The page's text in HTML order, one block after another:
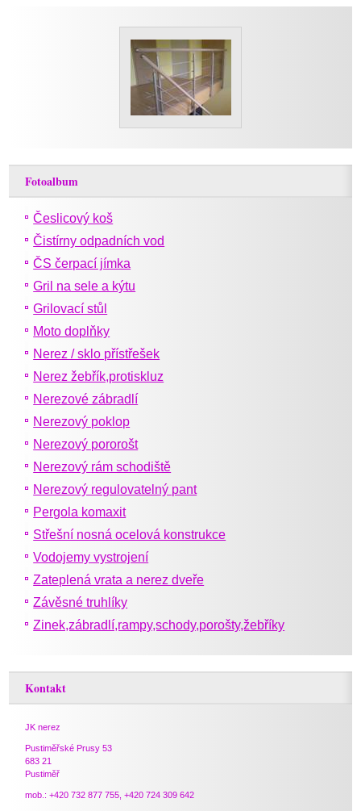
Fotoalbum
Česlicový koš
Čistírny odpadních vod
ČS čerpací jímka
Gril na sele a kýtu
Grilovací stůl
Moto doplňky
Nerez / sklo přístřešek
Nerez žebřík,protiskluz
Nerezové zábradlí
Nerezový poklop
Nerezový pororošt
Nerezový rám schodiště
Nerezový regulovatelný pant
Pergola komaxit
Střešní nosná ocelová konstrukce
Vodojemy vystrojení
Zateplená vrata a nerez dveře
Závěsné truhlíky
Zinek,zábradlí,rampy,schody,porošty,žebříky
Kontakt
JK nerez
Pustiměřské Prusy 53
683 21
Pustiměř
mob.: +420 732 877 755, +420 724 309 642